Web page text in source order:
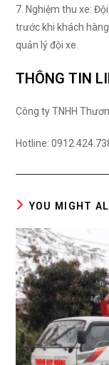
7. Nghiệm thu xe:
trước khi khách
quản lý đội xe.
THÔNG TIN
Công ty TNHH
Hotline:
YOU MIGHT